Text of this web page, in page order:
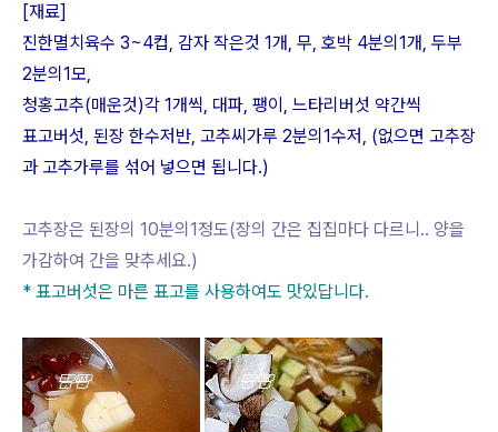
[재료]
진한멸치육수 3~4컵, 감자 작은것 1개, 무, 호박 4분의1개, 두부
2분의1모,
청홍고추(매운것)각 1개씩, 대파, 팽이, 느타리버섯 약간씩
표고버섯, 된장 한수저반, 고추씨가루 2분의1수저, (없으면 고추장
과 고추가루를 섞어 넣으면 됩니다.)
고추장은 된장의 10분의1정도(장의 간은 집집마다 다르니.. 양을
가감하여 간을 맞추세요.)
* 표고버섯은 마른 표고를 사용하여도 맛있답니다.